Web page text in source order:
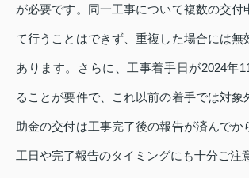
が必要です。同一工事について複数の交付
て行うことはできず、重複した場合には無
あります。さらに、工事着手日が2024年
ることが要件で、これ以前の着手では対象
助金の交付は工事完了後の報告が済んでか
工日や完了報告のタイミングにも十分ご注